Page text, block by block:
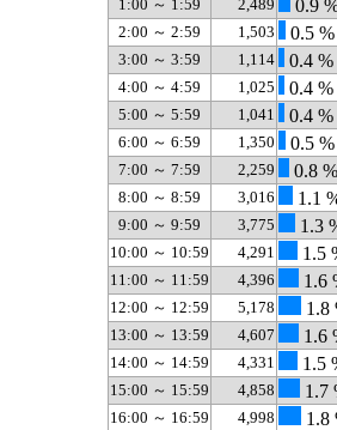
1:00 ～ 1:59 2,489 0.9
2:00 ～ 2:59 1,503 0.5 %
3:00 ～ 3:59 1,114 0.4 %
4:00 ～ 4:59 1,025 0.4 %
5:00 ～ 5:59 1,041 0.4 %
6:00 ～ 6:59 1,350 0.5 %
7:00 ～ 7:59 2,259 0.8 %
8:00 ～ 8:59 3,016 1.1
9:00 ～ 9:59 3,775 1.3
10:00 ～ 10:59 4,291 1.5
11:00 ～ 11:59 4,396 1.6
12:00 ～ 12:59 5,178 1.8
13:00 ～ 13:59 4,607 1.6
14:00 ～ 14:59 4,331 1.5
15:00 ～ 15:59 4,858 1.7
16:00 ～ 16:59 4,998 1.8